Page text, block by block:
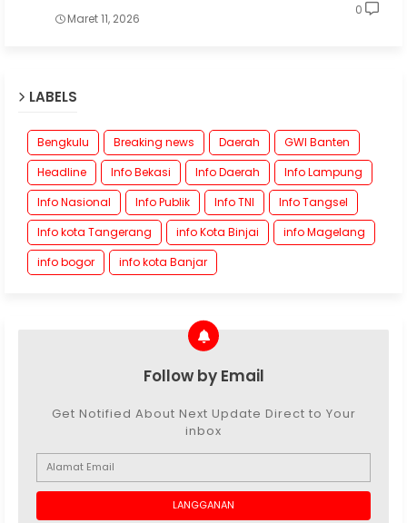
Maret 11, 2026
0
LABELS
Bengkulu Breaking news Daerah
GWI Banten
Headline
Info Bekasi Info Daerah
Info Lampung
Info Nasional
Info Publik Info TNI
Info Tangsel
Info kota Tangerang
info Kota Binjai
info Magelang
info bogor
info kota Banjar
Follow by Email
Get Notified About Next Update Direct to Your
inbox